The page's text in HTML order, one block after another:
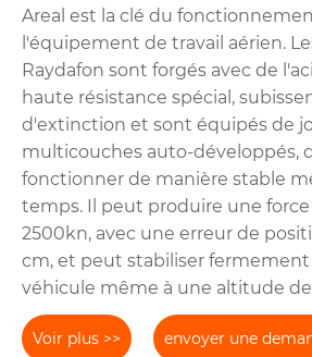
Areal est la clé du
l'équipement de travail aérien.
Raydafon sont forgés avec de
haute résistance spécial,
d'extinction et sont équipés de
multicouches auto-développés,
fonctionner de manière stable
temps. Il peut produire une
2500kn, avec une erreur de
cm, et peut stabiliser fermement
véhicule même à une altitude
Voir plus >> envoyer une